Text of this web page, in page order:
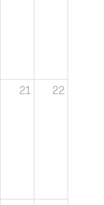
21 22